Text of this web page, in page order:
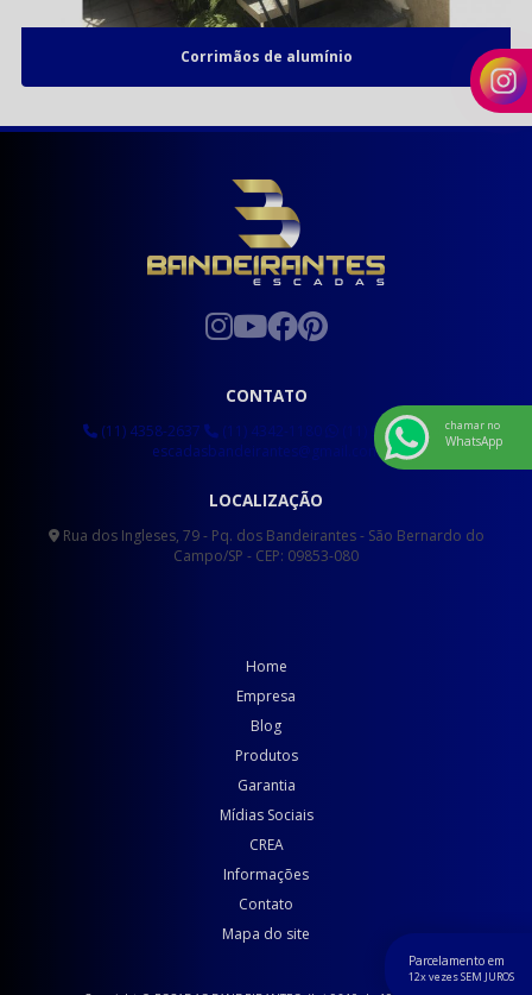
Corrimãos de alumínio
CONTATO
(11) 4358-2637 (11) 4342-1180
(11) 95475-1349
escadasbandeirantes@gmail.com
LOCALIZAÇÃO
Rua dos Ingleses, 79 - Pq. dos Bandeirantes - São Bernardo do
Campo/SP - CEP: 09853-080
Home
Empresa
Blog
Produtos
Garantia
Mídias Sociais
CREA
Informações
Contato
Mapa do site
chamar no
WhatsApp
Parcelamento em
12x vezes SEM JUROS